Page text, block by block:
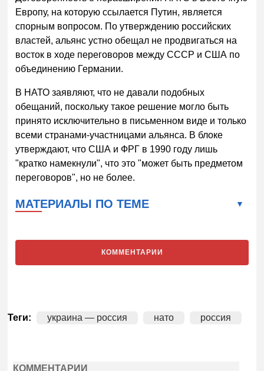
Европу, на которую ссылается Путин, является
спорным вопросом. По утверждению российских
властей, альянс устно обещал не продвигаться на
восток в ходе переговоров между СССР и США по
объединению Германии.
В НАТО заявляют, что не давали подобных
обещаний, поскольку такое решение могло быть
принято исключительно в письменном виде и только
всеми странами-участницами альянса. В блоке
утверждают, что США и ФРГ в 1990 году лишь
"кратко намекнули", что это "может быть предметом
переговоров", но не более.
МАТЕРИАЛЫ ПО ТЕМЕ
КОММЕНТАРИИ
Теги: украина — россия нато россия
КОММЕНТАРИИ